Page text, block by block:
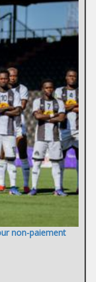
non-paiement